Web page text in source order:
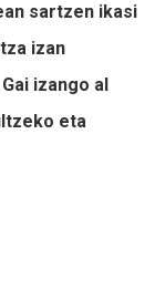
sartzen ikasi
izan
izango al
eta